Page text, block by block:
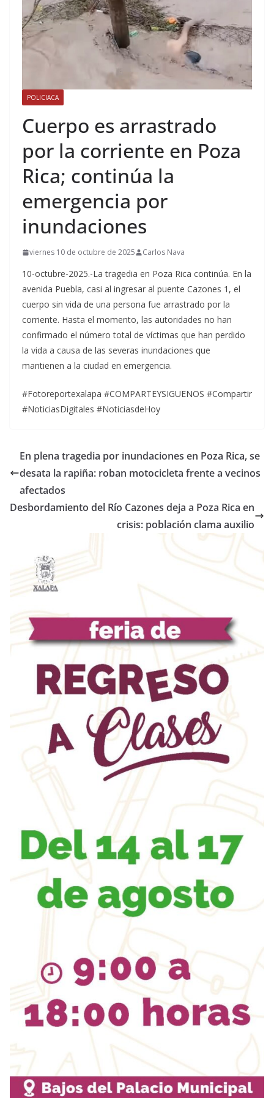
POLICIACA
Cuerpo es arrastrado
por la corriente en Poza
Rica; continúa la
emergencia por
inundaciones
viernes 10 de octubre de 2025 Carlos Nava
10-octubre-2025.-La tragedia en Poza Rica continúa. En la
avenida Puebla, casi al ingresar al puente Cazones 1, el
cuerpo sin vida de una persona fue arrastrado por la
corriente. Hasta el momento, las autoridades no han
confirmado el número total de víctimas que han perdido
la vida a causa de las severas inundaciones que
mantienen a la ciudad en emergencia.
#Fotoreportexalapa #COMPARTEYSIGUENOS #Compartir
#NoticiasDigitales #NoticiasdeHoy
En plena tragedia por inundaciones en Poza Rica, se
desata la rapiña: roban motocicleta frente a vecinos
afectados
Desbordamiento del Río Cazones deja a Poza Rica en
crisis: población clama auxilio